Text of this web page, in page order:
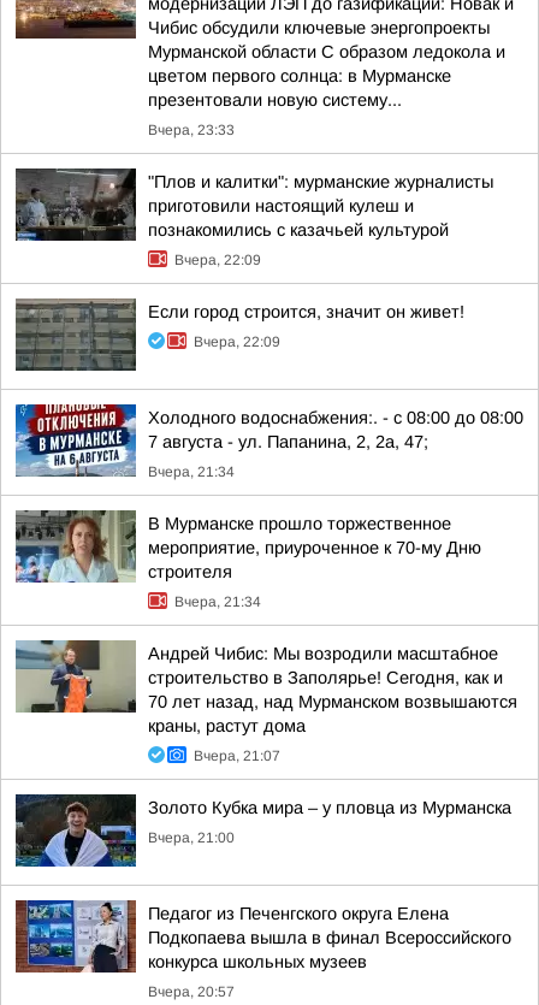
Чибис обсудили ключевые энергопроекты
Мурманской области С образом ледокола и
цветом первого солнца: в Мурманске
презентовали новую систему...
Вчера, 23:33
"Плов и калитки": мурманские журналисты
приготовили настоящий кулеш и
познакомились с казачьей культурой
Вчера, 22:09
Если город строится, значит он живет!
Вчера, 22:09
Холодного водоснабжения:. - с 08:00 до 08:00
7 августа - ул. Папанина, 2, 2а, 47;
Вчера, 21:34
В Мурманске прошло торжественное
мероприятие, приуроченное к 70-му Дню
строителя
Вчера, 21:34
Андрей Чибис: Мы возродили масштабное
строительство в Заполярье! Сегодня, как и
70 лет назад, над Мурманском возвышаются
краны, растут дома
Вчера, 21:07
Золото Кубка мира – у пловца из Мурманска
Вчера, 21:00
Педагог из Печенгского округа Елена
Подкопаева вышла в финал Всероссийского
конкурса школьных музеев
Вчера, 20:57